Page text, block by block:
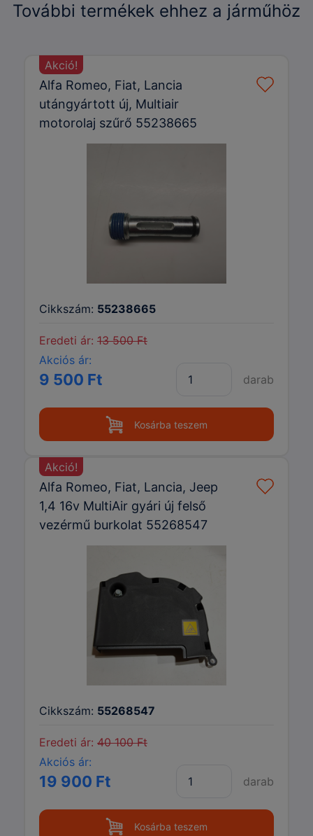
További termékek ehhez a járműhöz
Akció!
Alfa Romeo, Fiat, Lancia
utángyártott új, Multiair
motorolaj szűrő 55238665
Cikkszám: 55238665
Eredeti ár: 13 500 Ft
Akciós ár:
9 500 Ft darab
Kosárba teszem
Akció!
Alfa Romeo, Fiat, Lancia, Jeep
1,4 16v MultiAir gyári új felső
vezérmű burkolat 55268547
Cikkszám: 55268547
Eredeti ár: 40 100 Ft
Akciós ár:
19 900 Ft darab
Kosárba teszem